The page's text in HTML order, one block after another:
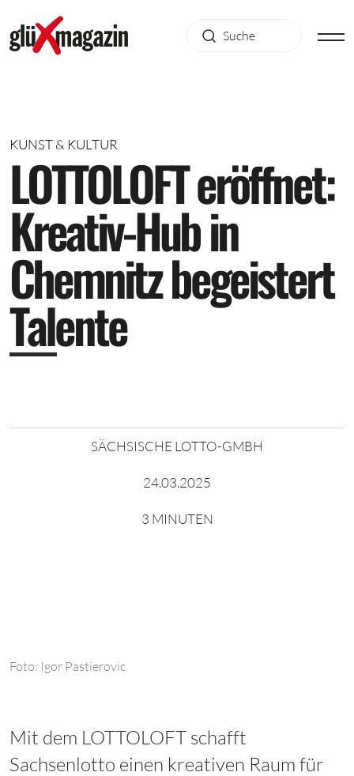
KUNST & KULTUR
LOTTOLOFTeröffnet:
Kreativ-Hubin
Chemnitzbegeistert
Talente
SÄCHSISCHE LOTTO-GMBH
24.03.2025
3 MINUTEN
Foto: Igor Pastierovic
Mit dem LOTTOLOFT schafft
Sachsenlotto einen kreativen Raum für